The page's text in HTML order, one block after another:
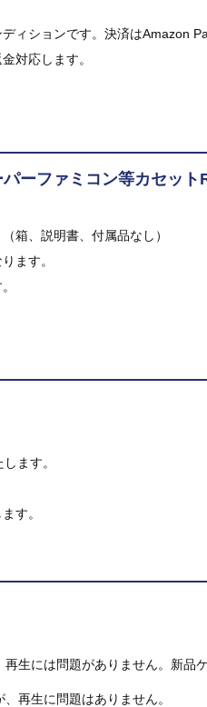
ィションです。決済はAmazon
対応します。
ーファミコン等カセット
箱、説明書、付属品なし）
ます。
ます。
す。
生には問題がありません。新品
再生に問題はありません。